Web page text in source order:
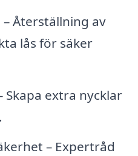
Återställning av
lås för säker
Skapa extra nycklar
– Expertråd